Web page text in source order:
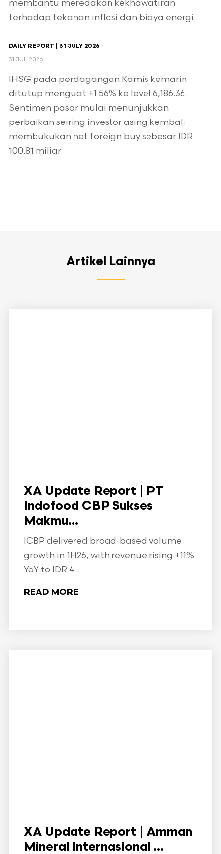
membantu meredakan kekhawatiran
terhadap tekanan inflasi dan biaya energi.
DAILY REPORT | 31 JULY 2026
31 JUL 2026
IHSG pada perdagangan Kamis kemarin
ditutup menguat +1.56% ke level 6,186.36.
Sentimen pasar mulai menunjukkan
perbaikan seiring investor asing kembali
membukukan net foreign buy sebesar IDR
100.81 miliar.
Artikel Lainnya
XA Update Report | PT
Indofood CBP Sukses
Makmu...
ICBP delivered broad-based volume
growth in 1H26, with revenue rising +11%
YoY to IDR 4...
READ MORE
XA Update Report | Amman
Mineral Internasional ...